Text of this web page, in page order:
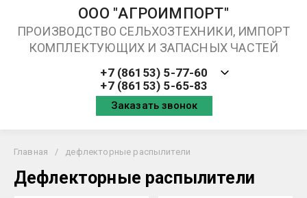
ООО "АГРОИМПОРТ"
ПРОИЗВОДСТВО СЕЛЬХОЗТЕХНИКИ, ИМПОРТ
КОМПЛЕКТУЮЩИХ И ЗАПАСНЫХ ЧАСТЕЙ
+7 (86153) 5-77-60
+7 (86153) 5-65-83
Заказать звонок
Главная / дефлекторные распылители
Дефлекторные распылители